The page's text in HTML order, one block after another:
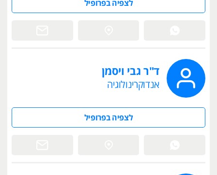
לצפיה בפרופיל
ד"ר גבי ויסמן
אנדוקרינולוגיה
לצפיה בפרופיל